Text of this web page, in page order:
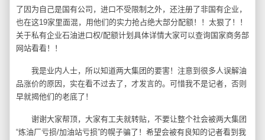
了因为自己是国有公司，进口不受限制之外，还注册了非国有企业，
也在这19家里面混，用他们的实力抢占绝大部分配额！！太狠了！！
关于私有企业石油进口权/配额计划具体详情大家可以查询国家商务部
网站看看！！
我是业内人士，所以知道两大集团的要害！注意到很多人误解油
品涨价的原因，实在看不过去了，才发言的。可惜我不是记者，否则
早就揭他们的老底了！
谢谢大家帮顶，大家有工夫就转贴，不要让整个社会被两大集团
“炼油厂亏损/加油站亏损”的幌子骗了！希望会被有良知的记者看到我